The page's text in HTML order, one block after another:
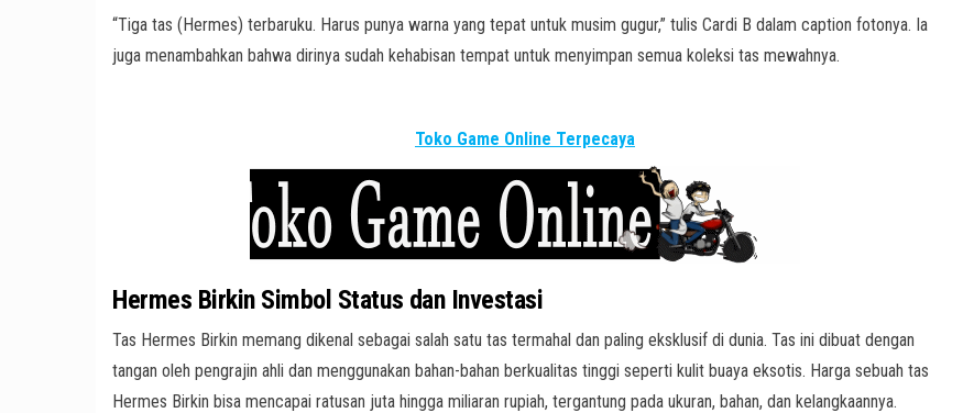
“Tiga tas (Hermes) terbaruku. Harus punya warna yang tepat untuk musim gugur,” tulis Cardi B dalam caption fotonya. Ia
juga menambahkan bahwa dirinya sudah kehabisan tempat untuk menyimpan semua koleksi tas mewahnya.
Toko Game Online Terpecaya
Hermes Birkin Simbol Status dan Investasi
Tas Hermes Birkin memang dikenal sebagai salah satu tas termahal dan paling eksklusif di dunia. Tas ini dibuat dengan
tangan oleh pengrajin ahli dan menggunakan bahan-bahan berkualitas tinggi seperti kulit buaya eksotis. Harga sebuah tas
Hermes Birkin bisa mencapai ratusan juta hingga miliaran rupiah, tergantung pada ukuran, bahan, dan kelangkaannya.